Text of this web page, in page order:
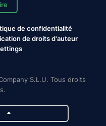
de confidentialité
de droits d'auteur
S.L.U. Tous droits